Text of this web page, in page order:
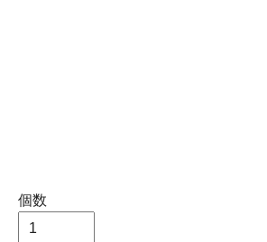
個数